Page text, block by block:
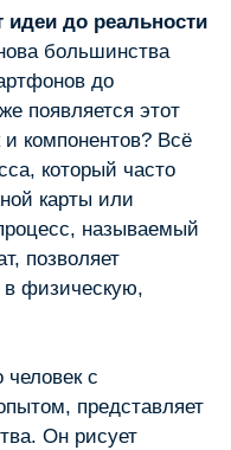
идеи до реальности
большинства
до
появляется этот
компонентов? Всё
который часто
карты или
называемый
позволяет
в физическую,
с
представляет
Он рисует